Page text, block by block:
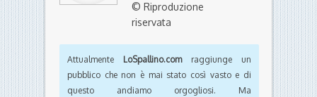
© Riproduzione
riservata
Attualmente LoSpallino.comraggiunge un
pubblico che non è mai stato così vasto e di
questo andiamo orgogliosi. Ma